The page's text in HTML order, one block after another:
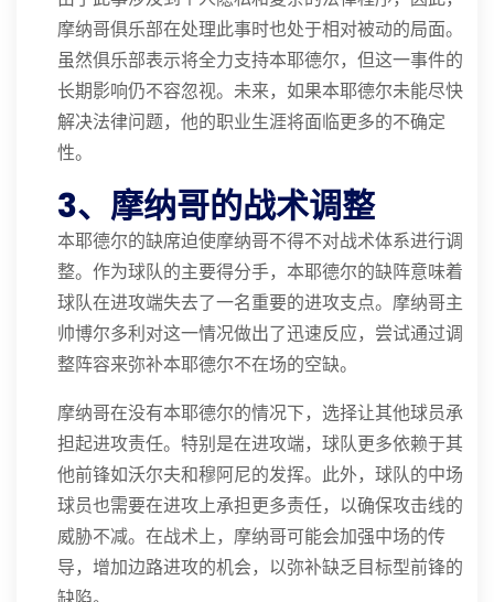
摩纳哥俱乐部在处理此事时也处于相对被动的局面。
虽然俱乐部表示将全力支持本耶德尔，但这一事件的
长期影响仍不容忽视。未来，如果本耶德尔未能尽快
解决法律问题，他的职业生涯将面临更多的不确定
性。
3、摩纳哥的战术调整
本耶德尔的缺席迫使摩纳哥不得不对战术体系进行调
整。作为球队的主要得分手，本耶德尔的缺阵意味着
球队在进攻端失去了一名重要的进攻支点。摩纳哥主
帅博尔多利对这一情况做出了迅速反应，尝试通过调
整阵容来弥补本耶德尔不在场的空缺。
摩纳哥在没有本耶德尔的情况下，选择让其他球员承
担起进攻责任。特别是在进攻端，球队更多依赖于其
他前锋如沃尔夫和穆阿尼的发挥。此外，球队的中场
球员也需要在进攻上承担更多责任，以确保攻击线的
威胁不减。在战术上，摩纳哥可能会加强中场的传
导，增加边路进攻的机会，以弥补缺乏目标型前锋的
缺陷。